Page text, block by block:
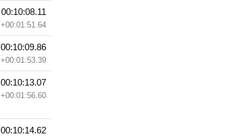
00:10:08.11
+00:01:51.64
00:10:09.86
+00:01:53.39
00:10:13.07
+00:01:56.60
00:10:14.62